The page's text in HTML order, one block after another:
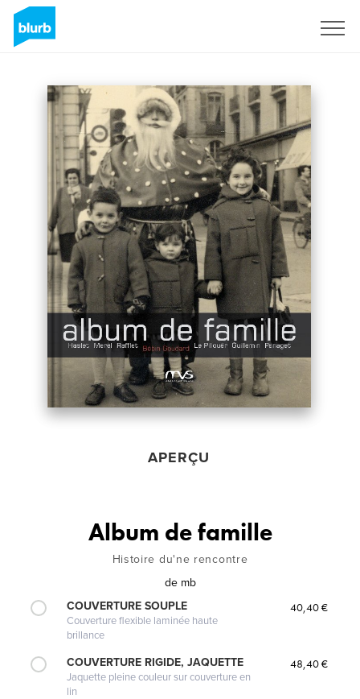
APERÇU
Album de famille
Histoire du'ne rencontre
de mb
COUVERTURE SOUPLE
Couverture flexible laminée haute
brillance
40,40 €
COUVERTURE RIGIDE, JAQUETTE
Jaquette pleine couleur sur couverture en
lin
48,40 €